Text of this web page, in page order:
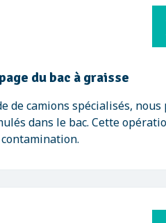
du bac à graisse
de camions spécialisés,
dans le bac. Cette